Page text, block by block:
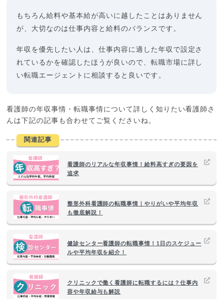
もちろん給料や基本給が高いに越したことはありません
が、大切なのは仕事内容と給料のバランスです。
年収を優先したい人は、仕事内容に適した年収で設定さ
れているかを確認したほうが良いので、転職市場に詳し
い転職エージェントに相談すると良いです。
看護師の年収事情・転職事情について詳しく知りたい看護師さ
んは下記の記事も合わせてご覧くださいね。
関連記事
看護師のリアルな年収事情！給料高すぎの要因を
追求
整形外科看護師の転職事情｜やりがいや平均年収
も徹底解説！
健診センター看護師の転職事情！1日のスケジュー
ルや平均年収を紹介！
クリニックで働く看護師に転職するには？仕事内
容や年収給与も解説